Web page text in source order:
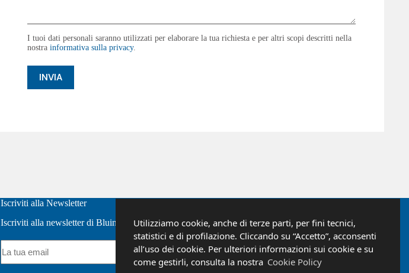
I tuoi dati personali saranno utilizzati per elaborare la tua richiesta e per altri scopi descritti nella
nostrainformativa sulla privacy.
Iscriviti alla Newsletter
Iscriviti alla newsletter di Bluinterni per rimanere sempre aggiornato sulle ultime novità
(Obbligatorio)
Utilizziamo cookie, anche di terze parti, per fini tecnici,
statistici e di profilazione. Cliccando su “Accetto”, acconsenti
all’uso dei cookie. Per ulteriori informazioni sui cookie e su
come gestirli, consulta la nostra Cookie Policy